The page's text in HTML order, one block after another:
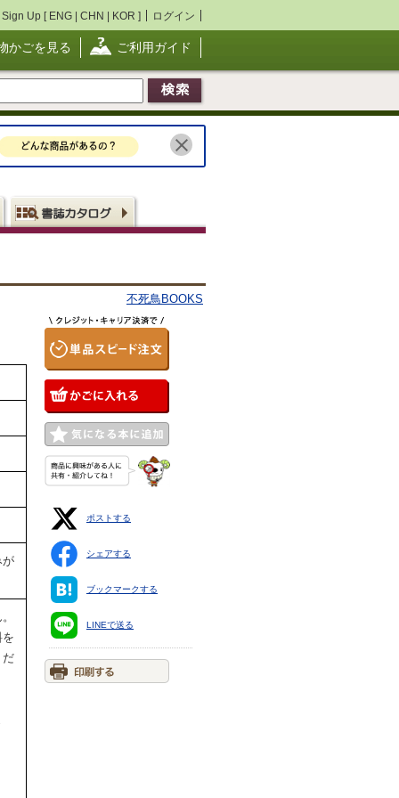
Sign Up [ ENG | CHN | KOR ] ログイン
かごを見る ご利用ガイド
不死鳥BOOKS
が
だ
ポストする
シェアする
ブックマークする
LINEで送る